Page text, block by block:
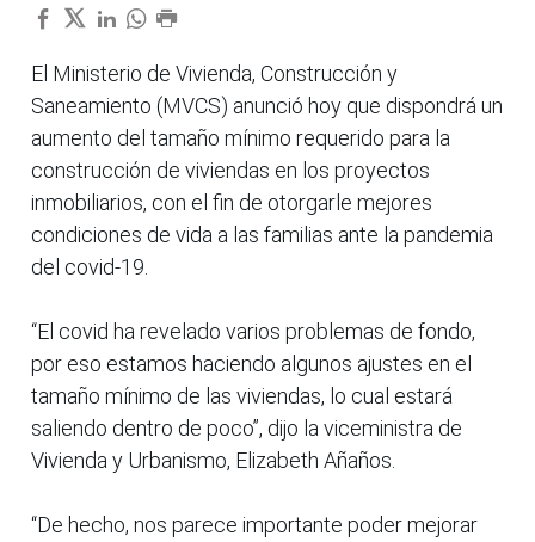
El Ministerio de Vivienda, Construcción y
Saneamiento (MVCS) anunció hoy que dispondrá un
aumento del tamaño mínimo requerido para la
construcción de viviendas en los proyectos
inmobiliarios, con el fin de otorgarle mejores
condiciones de vida a las familias ante la pandemia
del covid-19.
“El covid ha revelado varios problemas de fondo,
por eso estamos haciendo algunos ajustes en el
tamaño mínimo de las viviendas, lo cual estará
saliendo dentro de poco”, dijo la viceministra de
Vivienda y Urbanismo, Elizabeth Añaños.
“De hecho, nos parece importante poder mejorar